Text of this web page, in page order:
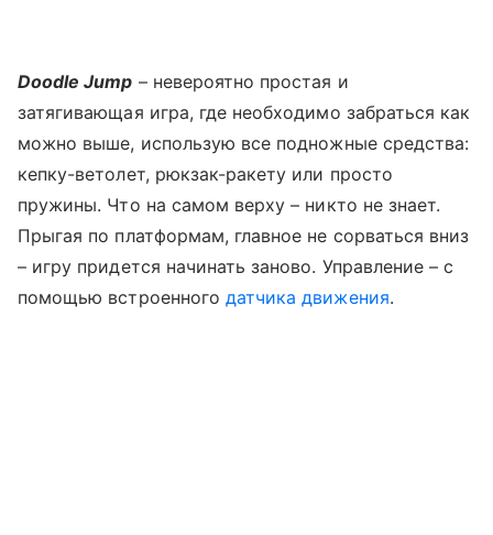
Doodle Jump – невероятно простая и
затягивающая игра, где необходимо забраться как
можно выше, использую все подножные средства:
кепку-ветолет, рюкзак-ракету или просто
пружины. Что на самом верху – никто не знает.
Прыгая по платформам, главное не сорваться вниз
– игру придется начинать заново. Управление – с
помощью встроенного датчика движения.